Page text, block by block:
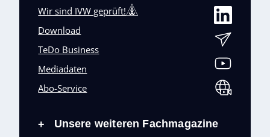
Wir sind IVW geprüft!
Download
TeDo Business
Mediadaten
Abo-Service
+ Unsere weiteren Fachmagazine